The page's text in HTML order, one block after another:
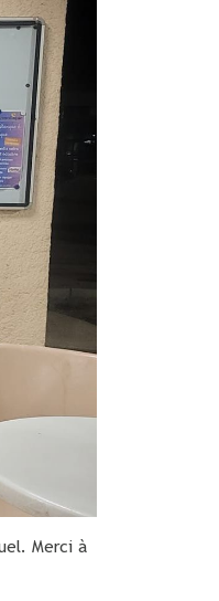
Merci à